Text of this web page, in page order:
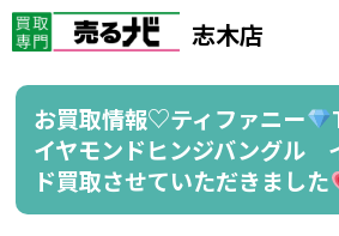
志木店
お買取情報♡ティファニー
イヤモンドヒンジバングル
ド買取させていただきました